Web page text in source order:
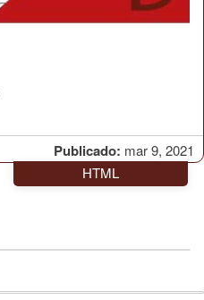
Publicado: mar 9, 2021
HTML